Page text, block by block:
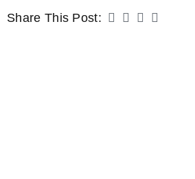
Share This Post: